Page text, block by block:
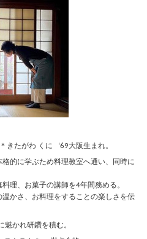
たがわ くに ‘69大阪生まれ。
的に学ぶため料理教室へ通い、
同時に
理、お菓子の講師を4年間務める。
かさ、お料理をすることの楽しさを伝
かれ研鑽を積む。